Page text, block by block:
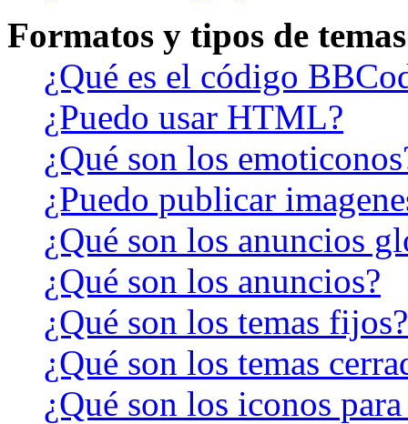
Formatos y tipos de temas
¿Qué es el código
¿Puedo usar HTML?
¿Qué son los
¿Puedo publicar
¿Qué son los anuncios
¿Qué son los anuncios?
¿Qué son los temas fijos?
¿Qué son los temas
¿Qué son los iconos